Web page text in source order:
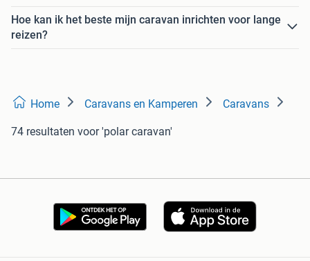
Hoe kan ik het beste mijn caravan inrichten voor lange
reizen?
Home Caravans en Kamperen Caravans
74 resultaten voor 'polar caravan'